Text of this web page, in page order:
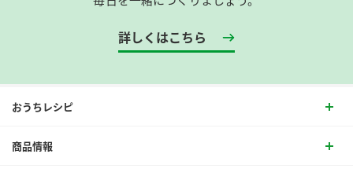
詳しくはこちら
おうちレシピ
商品情報